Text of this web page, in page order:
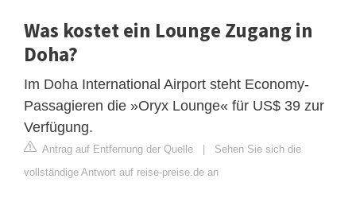
Was kostet ein Lounge Zugang in
Doha?
Im Doha International Airport steht Economy-
Passagieren die »Oryx Lounge« für US$ 39 zur
Verfügung.
Antrag auf Entfernung der Quelle
Sehen Sie sich die
vollständige Antwort auf reise-preise.de an